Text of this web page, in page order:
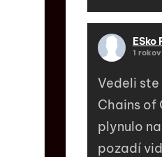
ESko
1
Vedeli ste
Chains of
plynulo
pozadí